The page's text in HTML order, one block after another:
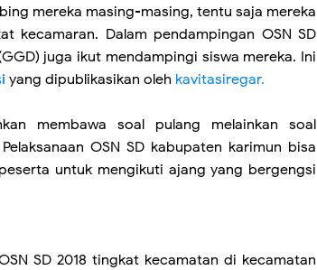
mereka masing-masing, tentu saja mereka
kecamaran. Dalam pendampingan OSN SD
juga ikut mendampingi siswa mereka. Ini
yang dipublikasikan oleh kavitasiregar.
membawa soal pulang melainkan soal
OSN SD kabupaten karimun bisa
untuk mengikuti ajang yang bergengsi
SD 2018 tingkat kecamatan di kecamatan